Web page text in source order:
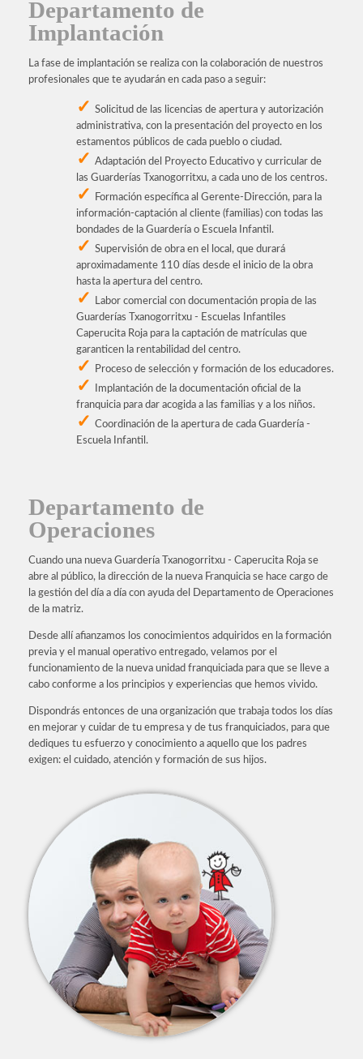
Departamento de
Implantación
La fase de implantación se realiza con la colaboración de nuestros
profesionales que te ayudarán en cada paso a seguir:
Solicitud de las licencias de apertura y autorización
administrativa, con la presentación del proyecto en los
estamentos públicos de cada pueblo o ciudad.
Adaptación del Proyecto Educativo y curricular de
las Guarderías Txanogorritxu, a cada uno de los centros.
Formación específica al Gerente-Dirección, para la
información-captación al cliente (familias) con todas las
bondades de la Guardería o Escuela Infantil.
Supervisión de obra en el local, que durará
aproximadamente 110 días desde el inicio de la obra
hasta la apertura del centro.
Labor comercial con documentación propia de las
Guarderías Txanogorritxu - Escuelas Infantiles
Caperucita Roja para la captación de matrículas que
garanticen la rentabilidad del centro.
Proceso de selección y formación de los educadores.
Implantación de la documentación oficial de la
franquicia para dar acogida a las familias y a los niños.
Coordinación de la apertura de cada Guardería -
Escuela Infantil.
Departamento de
Operaciones
Cuando una nueva Guardería Txanogorritxu - Caperucita Roja se
abre al público, la dirección de la nueva Franquicia se hace cargo de
la gestión del día a día con ayuda del Departamento de Operaciones
de la matriz.
Desde allí afianzamos los conocimientos adquiridos en la formación
previa y el manual operativo entregado, velamos por el
funcionamiento de la nueva unidad franquiciada para que se lleve a
cabo conforme a los principios y experiencias que hemos vivido.
Dispondrás entonces de una organización que trabaja todos los días
en mejorar y cuidar de tu empresa y de tus franquiciados, para que
dediques tu esfuerzo y conocimiento a aquello que los padres
exigen: el cuidado, atención y formación de sus hijos.